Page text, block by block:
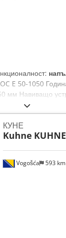
E 50-1050
мм Навиващо
корона и
в
Vogošća 593 km
КУНЕ
Kuhne